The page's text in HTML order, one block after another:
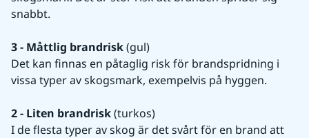
snabbt.
3 - Måttlig brandrisk (gul)
Det kan finnas en påtaglig risk för brandspridning i
vissa typer av skogsmark, exempelvis på hyggen.
2 - Liten brandrisk (turkos)
I de flesta typer av skog är det svårt för en brand att